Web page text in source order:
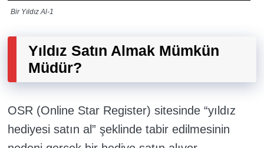
Bir Yıldız Al-1
Yıldız Satın Almak Mümkün
Müdür?
OSR (Online Star Register) sitesinde “yıldız
hediyesi satın al” şeklinde tabir edilmesinin